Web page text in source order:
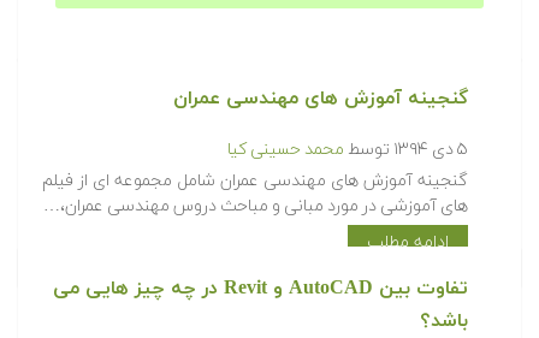
گنجینه آموزش های مهندسی عمران
۵ دی ۱۳۹۴ توسط محمد حسینی کیا
گنجینه آموزش های مهندسی عمران شامل مجموعه ای از فیلم
های آموزشی در مورد مبانی و مباحث دروس مهندسی عمران،…
ادامه مطلب
تفاوت بین AutoCAD و Revit در چه چیز هایی می
باشد؟